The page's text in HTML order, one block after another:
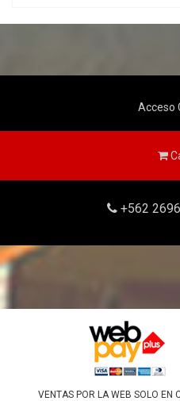
Acceso
+562
VENTAS POR LA WEB SOLO EN